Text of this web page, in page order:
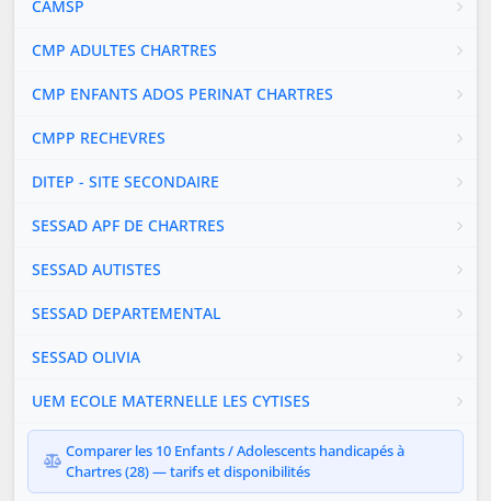
CAMSP
CMP ADULTES CHARTRES
CMP ENFANTS ADOS PERINAT CHARTRES
CMPP RECHEVRES
DITEP - SITE SECONDAIRE
SESSAD APF DE CHARTRES
SESSAD AUTISTES
SESSAD DEPARTEMENTAL
SESSAD OLIVIA
UEM ECOLE MATERNELLE LES CYTISES
Comparer les 10 Enfants / Adolescents handicapés à
Chartres (28) — tarifs et disponibilités